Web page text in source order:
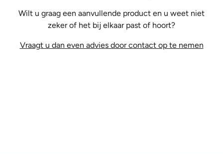
Wilt u graag een aanvullende product en u weet niet
zeker of het bij elkaar past of hoort?
Vraagt u dan even advies door contact op te nemen